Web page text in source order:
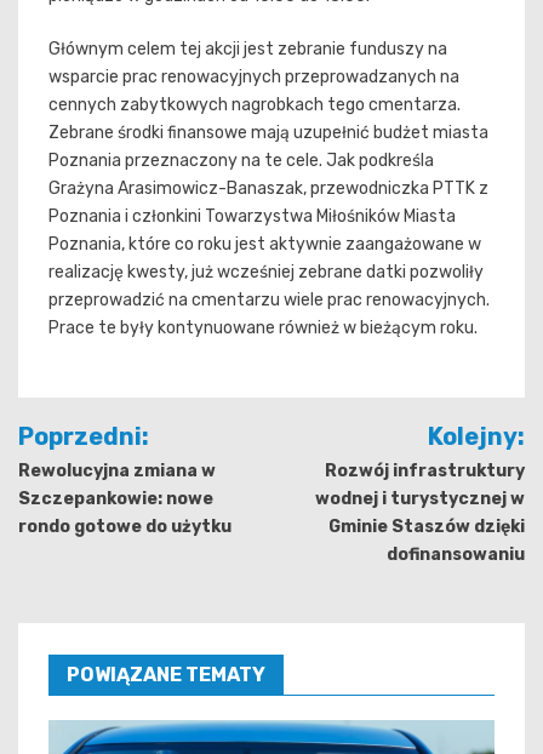
Głównym celem tej akcji jest zebranie funduszy na
wsparcie prac renowacyjnych przeprowadzanych na
cennych zabytkowych nagrobkach tego cmentarza.
Zebrane środki finansowe mają uzupełnić budżet miasta
Poznania przeznaczony na te cele. Jak podkreśla
Grażyna Arasimowicz-Banaszak, przewodniczka PTTK z
Poznania i członkini Towarzystwa Miłośników Miasta
Poznania, które co roku jest aktywnie zaangażowane w
realizację kwesty, już wcześniej zebrane datki pozwoliły
przeprowadzić na cmentarzu wiele prac renowacyjnych.
Prace te były kontynuowane również w bieżącym roku.
Nawigacja
wpisu
Poprzedni:
Rewolucyjna zmiana w
Szczepankowie: nowe
rondo gotowe do użytku
Kolejny:
Rozwój infrastruktury
wodnej i turystycznej w
Gminie Staszów dzięki
dofinansowaniu
POWIĄZANE TEMATY